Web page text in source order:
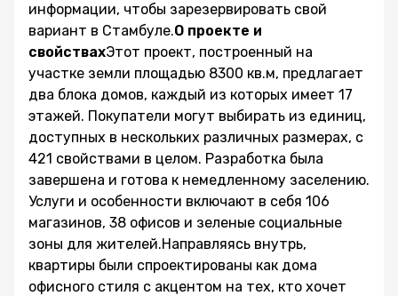
информации, чтобы зарезервировать свой
вариант в Стамбуле.О проекте и
свойствахЭтот проект, построенный на
участке земли площадью 8300 кв.м, предлагает
два блока домов, каждый из которых имеет 17
этажей. Покупатели могут выбирать из единиц,
доступных в нескольких различных размерах, с
421 свойствами в целом. Разработка была
завершена и готова к немедленному заселению.
Услуги и особенности включают в себя 106
магазинов, 38 офисов и зеленые социальные
зоны для жителей.Направляясь внутрь,
квартиры были спроектированы как дома
офисного стиля с акцентом на тех, кто хочет